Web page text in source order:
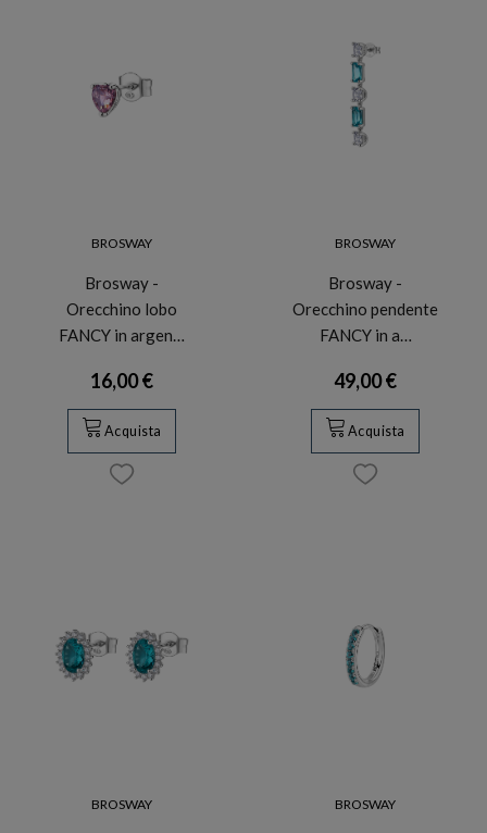
BROSWAY
Brosway -
Orecchino lobo
FANCY in argen…
16,00 €
Acquista
BROSWAY
Brosway -
Orecchino pendente
FANCY in a…
49,00 €
Acquista
BROSWAY BROSWAY